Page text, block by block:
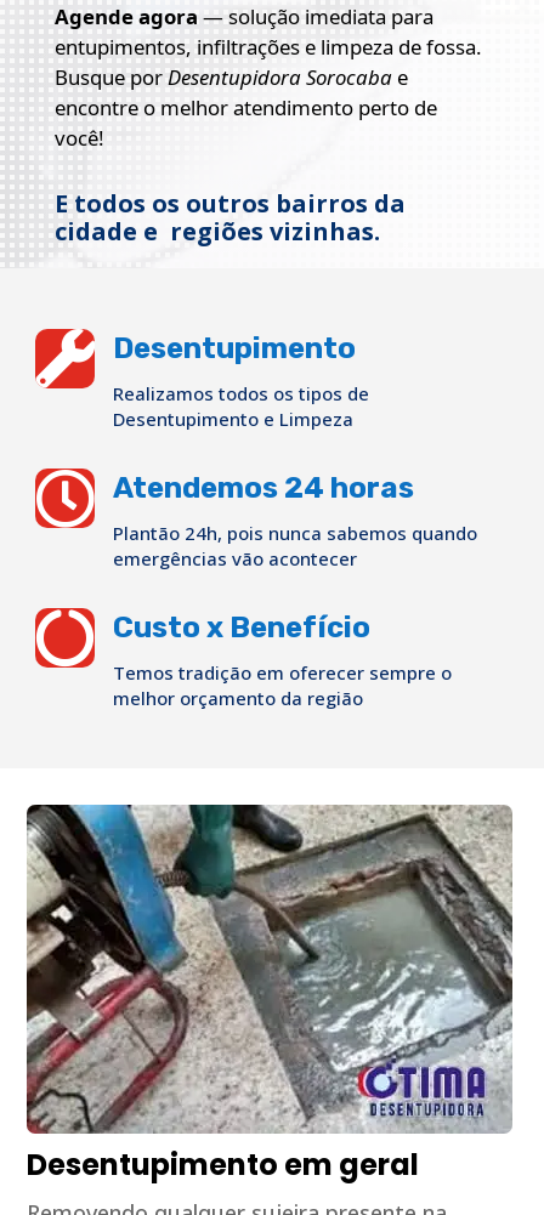
Agende agora — solução imediata para
entupimentos, infiltrações e limpeza de fossa.
Busque porDesentupidora Sorocabae
encontre o melhor atendimento perto de
você!
E todos os outros bairros da
cidade e regiões vizinhas.
 Desentupimento
Realizamos todos os tipos de
Desentupimento e Limpeza
 Atendemos 24 horas
Plantão 24h, pois nunca sabemos quando
emergências vão acontecer
 Custo x Benefício
Temos tradição em oferecer sempre o
melhor orçamento da região
Desentupimento em geral